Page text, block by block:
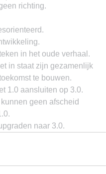
richting.
in het oude verhaal.
in staat zijn gezamenlijk
te bouwen.
1.0 aansluiten op 3.0.
geen afscheid
naar 3.0.